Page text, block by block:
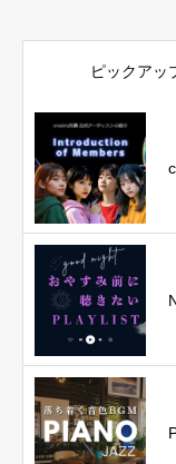
ピックアッ